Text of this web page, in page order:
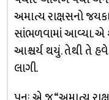
અમાત્ય રાક્ષસનો
સાંભળવામાં આવ્યા. એ
આશ્ચર્ય થયું. તેથી તે
લાગી.